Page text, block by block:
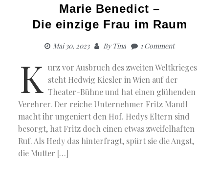
Marie Benedict –
Die einzige Frau im Raum
Mai 30, 2023 ByTina 1 Comment
K urz vor Ausbruch des zweiten Weltkrieges
steht Hedwig Kiesler in Wien auf der
Theater-Bühne und hat einen glühenden
Verehrer. Der reiche Unternehmer Fritz Mandl
macht ihr ungeniert den Hof. Hedys Eltern sind
besorgt, hat Fritz doch einen etwas zweifelhaften
Ruf. Als Hedy das hinterfragt, spürt sie die Angst,
die Mutter […]